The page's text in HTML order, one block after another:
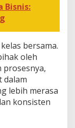
Bisnis:
bersama.
oleh
dalam
lebih merasa
konsisten